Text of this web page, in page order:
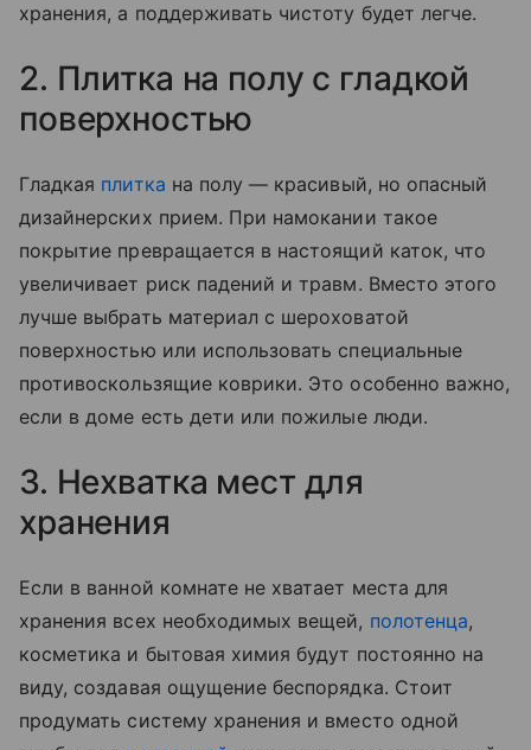
хранения, а поддерживать чистоту будет легче.
2. Плитка на полу с гладкой
поверхностью
Гладкая плитка на полу — красивый, но опасный
дизайнерских прием. При намокании такое
покрытие превращается в настоящий каток, что
увеличивает риск падений и травм. Вместо этого
лучше выбрать материал с шероховатой
поверхностью или использовать специальные
противоскользящие коврики. Это особенно важно,
если в доме есть дети или пожилые люди.
3. Нехватка мест для
хранения
Если в ванной комнате не хватает места для
хранения всех необходимых вещей, полотенца,
косметика и бытовая химия будут постоянно на
виду, создавая ощущение беспорядка. Стоит
продумать систему хранения и вместо одной